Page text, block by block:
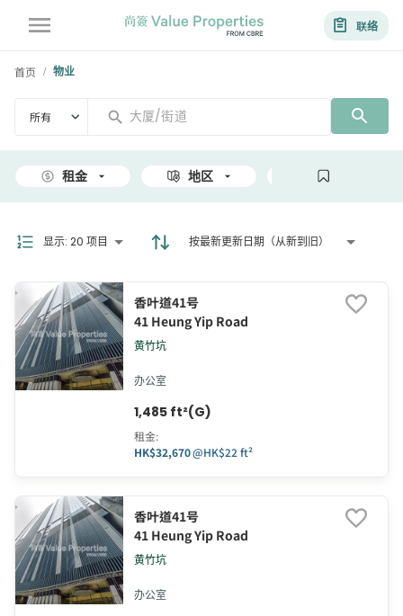
联络
首页 / 物业
所有
租金 地区 面积
显示: 20 项目 按最新更新日期（从新到旧）
香叶道41号
41 Heung Yip Road
黄竹坑
办公室
1,485 ft²(G)
租金:
HK$32,670@HK$22 ft²
香叶道41号
41 Heung Yip Road
黄竹坑
办公室